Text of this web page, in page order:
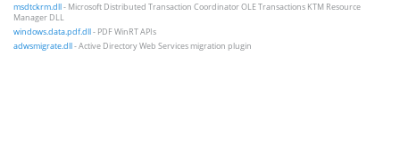
msdtckrm.dll- Microsoft Distributed Transaction Coordinator OLE Transactions KTM Resource
Manager DLL
windows.data.pdf.dll- PDF WinRT APIs
adwsmigrate.dll- Active Directory Web Services migration plugin